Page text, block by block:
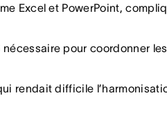
Excel et PowerPoint,
pour coordonner
rendait difficile